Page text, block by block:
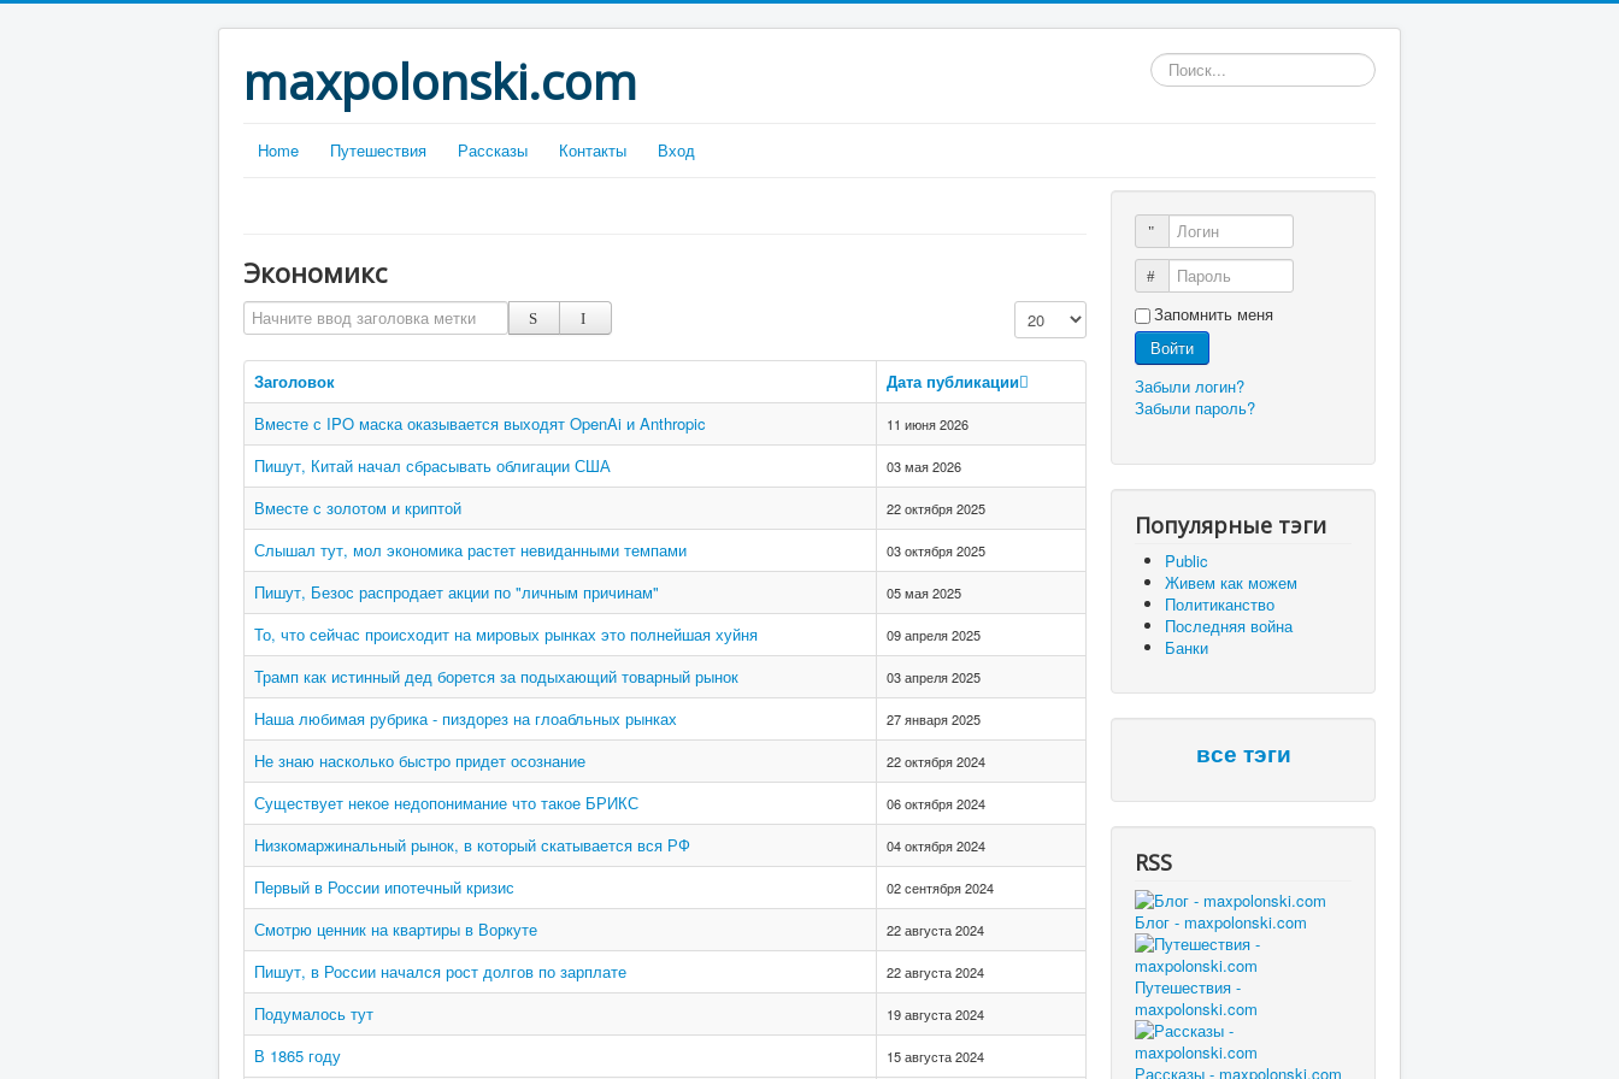
maxpolonski.com Искать...
Home Путешествия Рассказы Контакты Вход
Экономикс
Начните ввод заголовка метки Кол-во строк:
Заголовок
Дата публикации
Вместе с IPO маска оказывается выходят OpenAi и Anthropic
11 июня 2026
Пишут, Китай начал сбрасывать облигации США 03 мая 2026
Вместе с золотом и криптой 22 октября 2025
Слышал тут, мол экономика растет невиданными темпами 03 октября 2025
Пишут, Безос распродает акции по "личным причинам" 05 мая 2025
То, что сейчас происходит на мировых рынках это полнейшая хуйня 09 апреля 2025
Трамп как истинный дед борется за подыхающий товарный рынок 03 апреля 2025
Наша любимая рубрика - пиздорез на глоабльных рынках 27 января 2025
Не знаю насколько быстро придет осознание 22 октября 2024
Существует некое недопонимание что такое БРИКС 06 октября 2024
Низкомаржинальный рынок, в который скатывается вся РФ 04 октября 2024
Первый в России ипотечный кризис 02 сентября 2024
Смотрю ценник на квартиры в Воркуте 22 августа 2024
Пишут, в России начался рост долгов по зарплате 22 августа 2024
Подумалось тут 19 августа 2024
В 1865 году 15 августа 2024
Логин
Пароль
Запомнить меня
Войти
Забыли логин?
Забыли пароль?
Популярные тэги
Public
Живем как можем
Политиканство
Последняя война
Банки
все тэги
RSS
Блог - maxpolonski.com
Путешествия -
maxpolonski.com
Рассказы - maxpolonski.com